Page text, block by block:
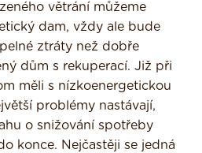
větrání můžeme
dam, vždy ale bude
ztráty než dobře
dům s rekuperací. Již při
měli s nízkoenergetickou
problémy nastávají,
o snižování spotřeby
konce. Nejčastěji se jedná